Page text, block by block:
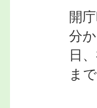
開
分
日
ま